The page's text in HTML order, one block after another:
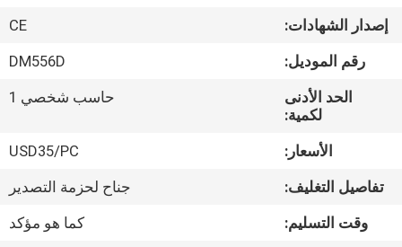
جولة
المصنع
مراقبة
الجودة
اتصل
إصدار الشهادات:
CE
رقم الموديل:
DM556D
الحد الأدنى
لكمية:
حاسب شخصي 1
الأسعار:
USD35/PC
تفاصيل التغليف:
جناح لحزمة التصدير
وقت التسليم:
كما هو مؤكد